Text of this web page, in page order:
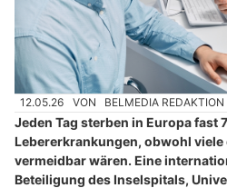
12.05.26 VON BELMEDIA REDAKTION
Jeden Tag sterben in Europa fast
Lebererkrankungen, obwohl viele
vermeidbar wären. Eine
Beteiligung des Inselspitals,